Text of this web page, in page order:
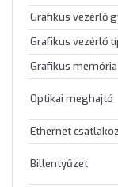
Grafikus vezérlő
Grafikus vezérlő
Grafikus memória
Optikai meghajtó
Ethernet
Billentyűzet